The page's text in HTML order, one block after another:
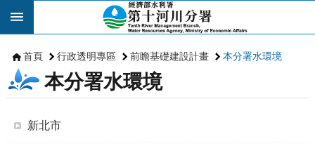
跳到主要內容區塊
首頁 行政透明專區 前瞻基礎建設計畫 本分署水環境
本分署水環境
新北市